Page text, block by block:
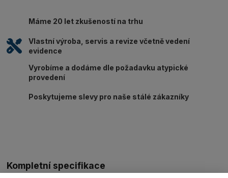
Máme 20 let zkušeností na trhu
Vlastní výroba, servis a revize včetně vedení
evidence
Vyrobíme a dodáme dle požadavku atypické
provedení
Poskytujeme slevy pro naše stálé zákazníky
Kompletní specifikace